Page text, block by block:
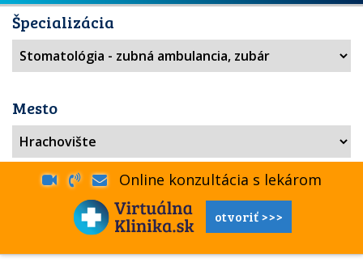
Špecializácia
Mesto
Online konzultácia s lekárom
otvoriť >>>